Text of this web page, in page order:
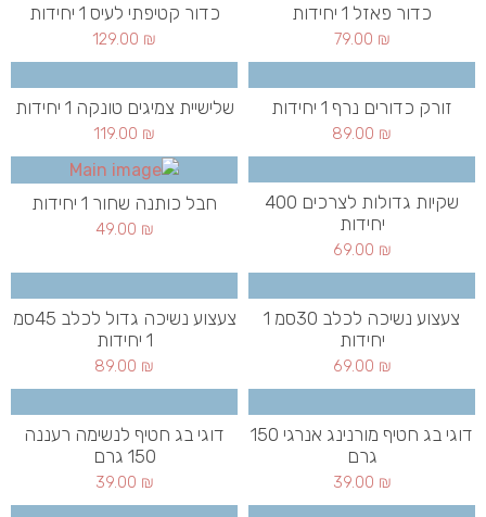
כדור פאזל 1 יחידות
79.00 ₪
כדור קטיפתי לעיס 1 יחידות
129.00 ₪
זורק כדורים נרף 1 יחידות
89.00 ₪
שלישיית צמיגים טונקה 1 יחידות
119.00 ₪
שקיות גדולות לצרכים 400
יחידות
69.00 ₪
חבל כותנה שחור 1 יחידות
49.00 ₪
צעצוע נשיכה לכלב 30סמ 1
יחידות
69.00 ₪
צעצוע נשיכה גדול לכלב 45סמ
1 יחידות
89.00 ₪
דוגי בג חטיף מורנינג אנרגי 150
גרם
39.00 ₪
דוגי בג חטיף לנשימה רעננה
150 גרם
39.00 ₪